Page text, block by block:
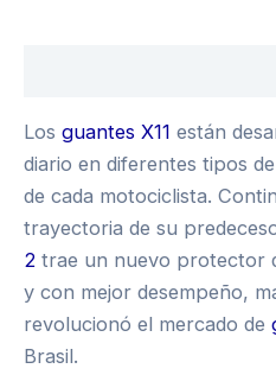
Los guantes X11 están
diario en diferentes tipos
de cada motociclista.
trayectoria de su
2 trae un nuevo protector
y con mejor desempeño,
revolucionó el mercado de
Brasil.